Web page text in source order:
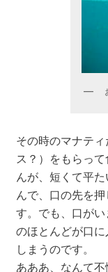
その時のマナテ
ス？）をもらっ
んが、短くて平
んで、口の先を
す。でも、口が
のほとんどが口
しまうのです。
あああ、なんて不